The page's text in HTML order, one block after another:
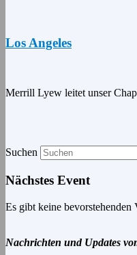
Los Angeles
Merrill Lyew leitet unser
Suchen
Nächstes Event
Es gibt keine bevorstehenden
Nachrichten und Updates